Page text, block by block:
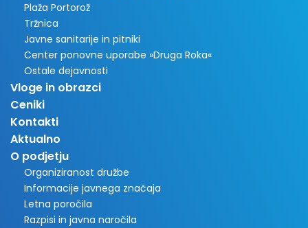
Plaža Portorož
Tržnica
Javne sanitarije in pitniki
Center ponovne uporabe »Druga Roka«
Ostale dejavnosti
Vloge in obrazci
Ceniki
Kontakti
Aktualno
O podjetju
Organiziranost družbe
Informacije javnega značaja
Letna poročila
Razpisi in javna naročila